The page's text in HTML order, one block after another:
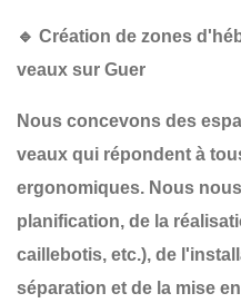
🔹 Création de zones
veaux sur Guer
Nous concevons des
veaux qui répondent à
ergonomiques. Nous
planification, de la
caillebotis, etc.), de
séparation et de la mise